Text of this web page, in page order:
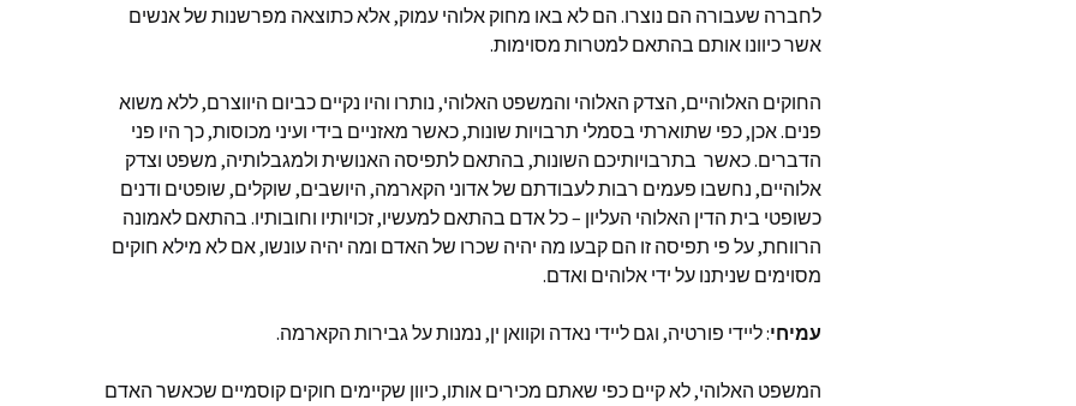
לחברה שעבורה הם נוצרו. הם לא באו מחוק אלוהי עמוק, אלא כתוצאה מפרשנות של אנשים
אשר כיוונו אותם בהתאם למטרות מסוימות.
החוקים האלוהיים, הצדק האלוהי והמשפט האלוהי, נותרו והיו נקיים כביום היווצרם, ללא משוא
פנים. אכן, כפי שתוארתי בסמלי תרבויות שונות, כאשר מאזניים בידי ועיני מכוסות, כך היו פני
הדברים. כאשר בתרבויותיכם השונות, בהתאם לתפיסה האנושית ולמגבלותיה, משפט וצדק
אלוהיים, נחשבו פעמים רבות לעבודתם של אדוני הקארמה, היושבים, שוקלים, שופטים ודנים
כשופטי בית הדין האלוהי העליון – כל אדם בהתאם למעשיו, זכויותיו וחובותיו. בהתאם לאמונה
הרווחת, על פי תפיסה זו הם קבעו מה יהיה שכרו של האדם ומה יהיה עונשו, אם לא מילא חוקים
מסוימים שניתנו על ידי אלוהים ואדם.
עמיחי: ליידי פורטיה, וגם ליידי נאדה וקוואן ין, נמנות על גבירות הקארמה.
המשפט האלוהי, לא קיים כפי שאתם מכירים אותו, כיוון שקיימים חוקים קוסמיים שכאשר האדם